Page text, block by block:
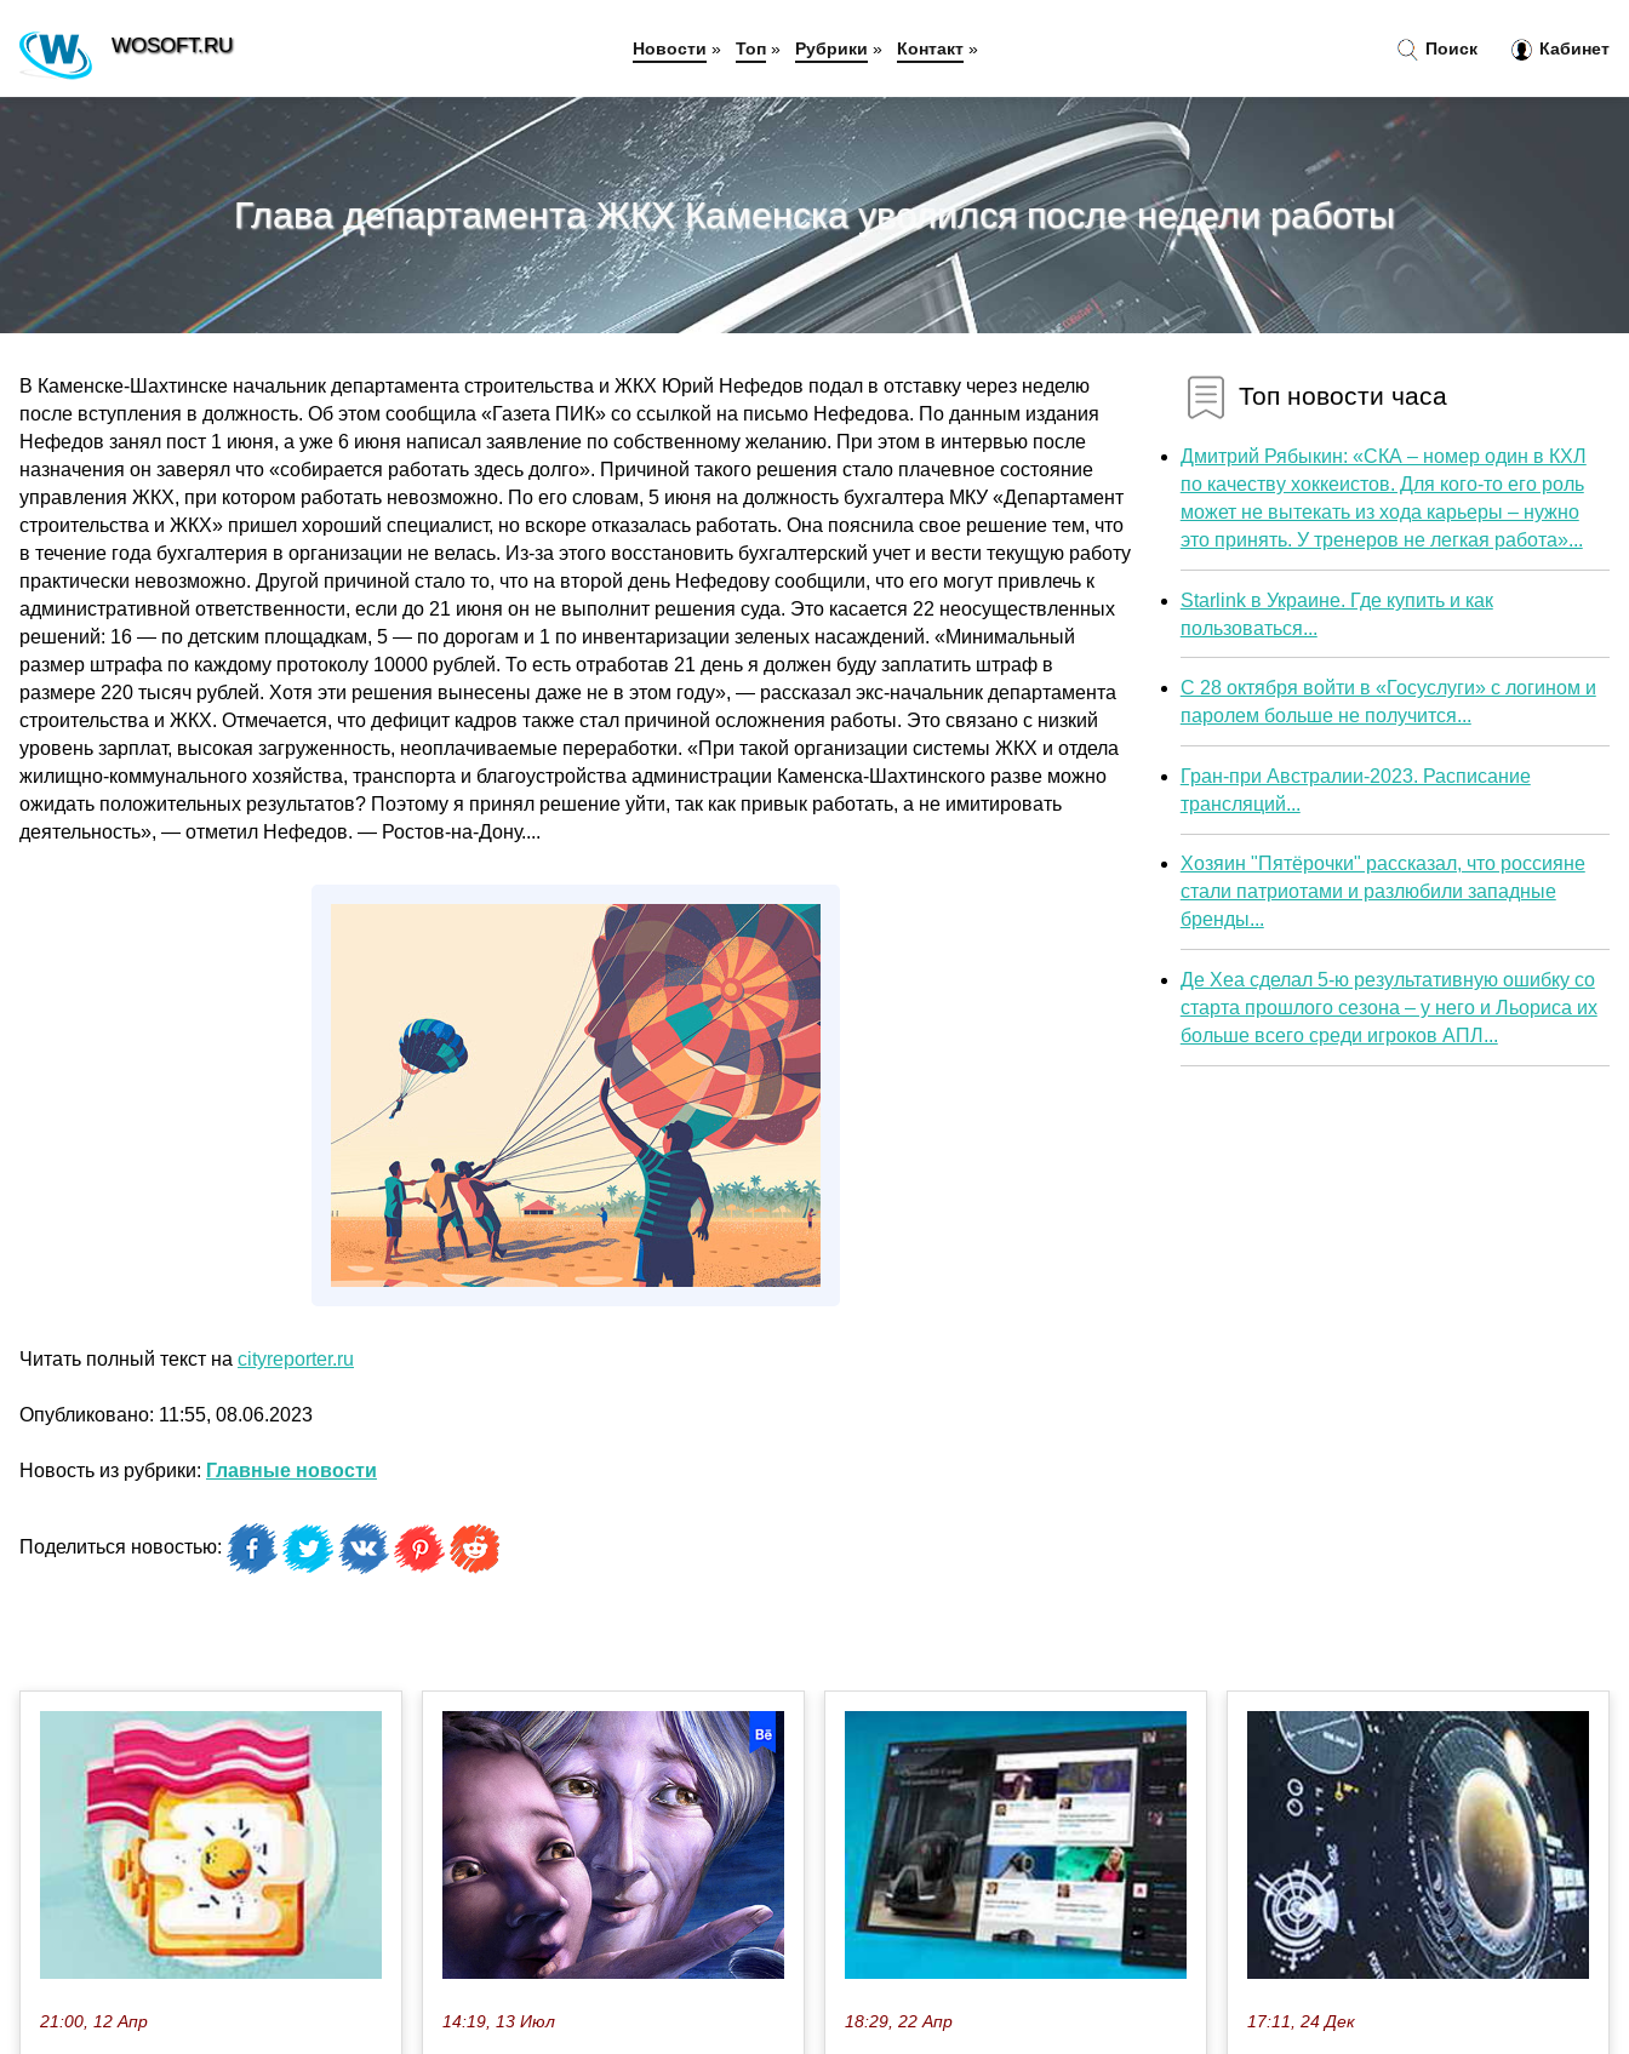
Глава департамента ЖКХ Каменска уволился после недели работы
В Каменске-Шахтинске начальник департамента строительства и ЖКХ Юрий Нефедов подал в отставку через неделю
после вступления в должность. Об этом сообщила «Газета ПИК» со ссылкой на письмо Нефедова. По данным издания
Нефедов занял пост 1 июня, а уже 6 июня написал заявление по собственному желанию. При этом в интервью после
назначения он заверял что «собирается работать здесь долго». Причиной такого решения стало плачевное состояние
управления ЖКХ, при котором работать невозможно. По его словам, 5 июня на должность бухгалтера МКУ «Департамент
строительства и ЖКХ» пришел хороший специалист, но вскоре отказалась работать. Она пояснила свое решение тем, что
в течение года бухгалтерия в организации не велась. Из-за этого восстановить бухгалтерский учет и вести текущую работу
практически невозможно. Другой причиной стало то, что на второй день Нефедову сообщили, что его могут привлечь к
административной ответственности, если до 21 июня он не выполнит решения суда. Это касается 22 неосуществленных
решений: 16 — по детским площадкам, 5 — по дорогам и 1 по инвентаризации зеленых насаждений. «Минимальный
размер штрафа по каждому протоколу 10000 рублей. То есть отработав 21 день я должен буду заплатить штраф в
размере 220 тысяч рублей. Хотя эти решения вынесены даже не в этом году», — рассказал экс-начальник департамента
строительства и ЖКХ. Отмечается, что дефицит кадров также стал причиной осложнения работы. Это связано с низкий
уровень зарплат, высокая загруженность, неоплачиваемые переработки. «При такой организации системы ЖКХ и отдела
жилищно-коммунального хозяйства, транспорта и благоустройства администрации Каменска-Шахтинского разве можно
ожидать положительных результатов? Поэтому я принял решение уйти, так как привык работать, а не имитировать
деятельность», — отметил Нефедов. — Ростов-на-Дону....
Читать полный текст на cityreporter.ru
Опубликовано: 11:55, 08.06.2023
Новость из рубрики: Главные новости
Поделиться новостью:
Топ новости часа
Дмитрий Рябыкин: «СКА – номер один в КХЛ
по качеству хоккеистов. Для кого-то его роль
может не вытекать из хода карьеры – нужно
это принять. У тренеров не легкая работа»...
Starlink в Украине. Где купить и как
пользоваться...
С 28 октября войти в «Госуслуги» с логином и
паролем больше не получится...
Гран-при Австралии-2023. Расписание
трансляций...
Хозяин "Пятёрочки" рассказал, что россияне
стали патриотами и разлюбили западные
бренды...
Де Хеа сделал 5-ю результативную ошибку со
старта прошлого сезона – у него и Льориса их
больше всего среди игроков АПЛ...
21:00, 12 Апр 14:19, 13 Июл 18:29, 22 Апр 17:11, 24 Дек
Поиск Кабинет
WOSOFT.RU Новости » Топ» Рубрики » Контакт»